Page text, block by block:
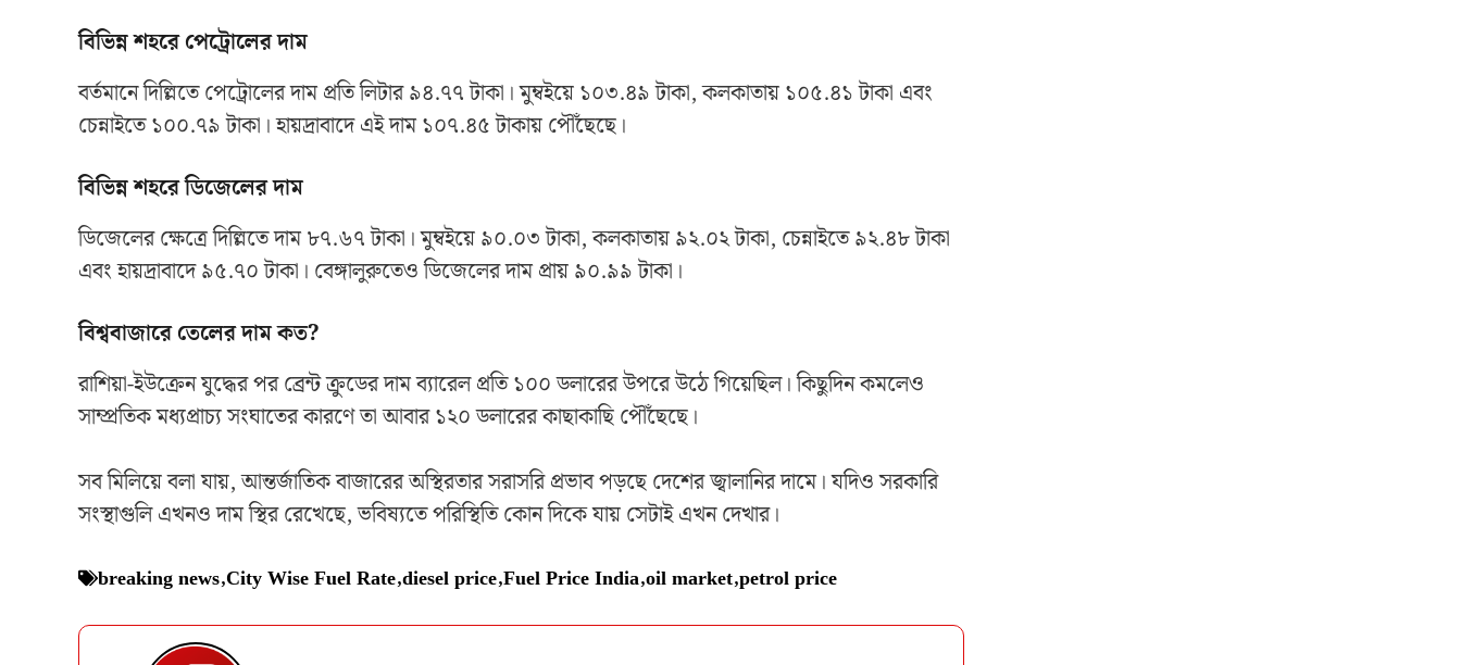
বিভিন্ন শহরে পেট্রোলের দাম
বর্তমানে দিল্লিতে পেট্রোলের দাম প্রতি লিটার ৯৪.৭৭ টাকা। মুম্বইয়ে ১০৩.৪৯ টাকা, কলকাতায় ১০৫.৪১ টাকা এবং
চেন্নাইতে ১০০.৭৯ টাকা। হায়দ্রাবাদে এই দাম ১০৭.৪৫ টাকায় পৌঁছেছে।
বিভিন্ন শহরে ডিজেলের দাম
ডিজেলের ক্ষেত্রে দিল্লিতে দাম ৮৭.৬৭ টাকা। মুম্বইয়ে ৯০.০৩ টাকা, কলকাতায় ৯২.০২ টাকা, চেন্নাইতে ৯২.৪৮ টাকা
এবং হায়দ্রাবাদে ৯৫.৭০ টাকা। বেঙ্গালুরুতেও ডিজেলের দাম প্রায় ৯০.৯৯ টাকা।
বিশ্ববাজারে তেলের দাম কত?
রাশিয়া-ইউক্রেন যুদ্ধের পর ব্রেন্ট ক্রুডের দাম ব্যারেল প্রতি ১০০ ডলারের উপরে উঠে গিয়েছিল। কিছুদিন কমলেও
সাম্প্রতিক মধ্যপ্রাচ্য সংঘাতের কারণে তা আবার ১২০ ডলারের কাছাকাছি পৌঁছেছে।
সব মিলিয়ে বলা যায়, আন্তর্জাতিক বাজারের অস্থিরতার সরাসরি প্রভাব পড়ছে দেশের জ্বালানির দামে। যদিও সরকারি
সংস্থাগুলি এখনও দাম স্থির রেখেছে, ভবিষ্যতে পরিস্থিতি কোন দিকে যায় সেটাই এখন দেখার।
breaking news,City Wise Fuel Rate,diesel price,Fuel Price India,oil market,petrol price